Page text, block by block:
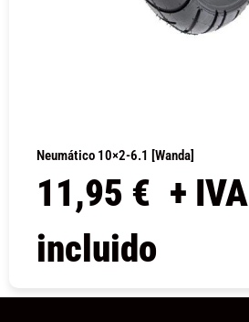
Neumático 10×2-6.1 [Wanda]
11,95 € + IVA
incluido